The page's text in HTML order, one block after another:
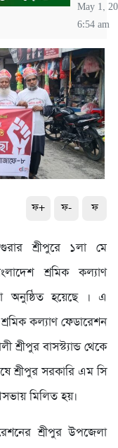
May 1,
6:54 am
ফ+ ফ- ফ
শ্রীপুরে ১লা মে
শ্রমিক কল্যাণ
অনুষ্ঠিত হয়েছে । এ
কল্যাণ ফেডারেশন
বাসস্ট্যান্ড থেকে
শ্রীপুর সরকারি এম সি
মিলিত হয়।
শ্রীপুর উপজেলা